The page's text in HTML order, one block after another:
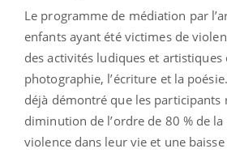
Le programme de médiation par
enfants ayant été victimes de
des activités ludiques et artistiques
photographie, l’écriture et la
déjà démontré que les participants
diminution de l’ordre de 80 % de la
violence dans leur vie et une